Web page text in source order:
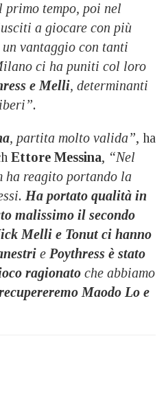
tempo, poi nel
a giocare con più
vantaggio con tanti
ci ha puniti col loro
e Melli, determinanti
, partita molto valida”, ha
Ettore Messina, “Nel
ha reagito portando la
Ha portato qualità in
malissimo il secondo
Melli e Tonut ci hanno
e Poythress è stato
ragionato che abbiamo
Maodo Lo e